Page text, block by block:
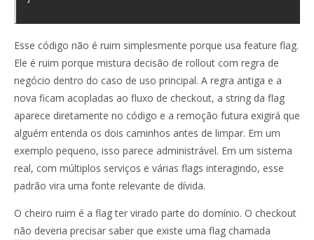
Esse código não é ruim simplesmente porque usa feature flag.
Ele é ruim porque mistura decisão de rollout com regra de
negócio dentro do caso de uso principal. A regra antiga e a
nova ficam acopladas ao fluxo de checkout, a string da flag
aparece diretamente no código e a remoção futura exigirá que
alguém entenda os dois caminhos antes de limpar. Em um
exemplo pequeno, isso parece administrável. Em um sistema
real, com múltiplos serviços e várias flags interagindo, esse
padrão vira uma fonte relevante de dívida.
O cheiro ruim é a flag ter virado parte do domínio. O checkout
não deveria precisar saber que existe uma flag chamada